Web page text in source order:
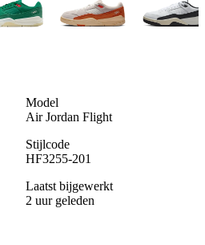
Model
Air Jordan Flight
Stijlcode
HF3255-201
Laatst bijgewerkt
2 uur geleden